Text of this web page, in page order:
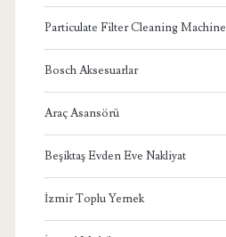
Particulate Filter Cleaning Machine
Bosch Aksesuarlar
Araç Asansörü
Beşiktaş Evden Eve Nakliyat
İzmir Toplu Yemek